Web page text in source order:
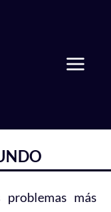
más